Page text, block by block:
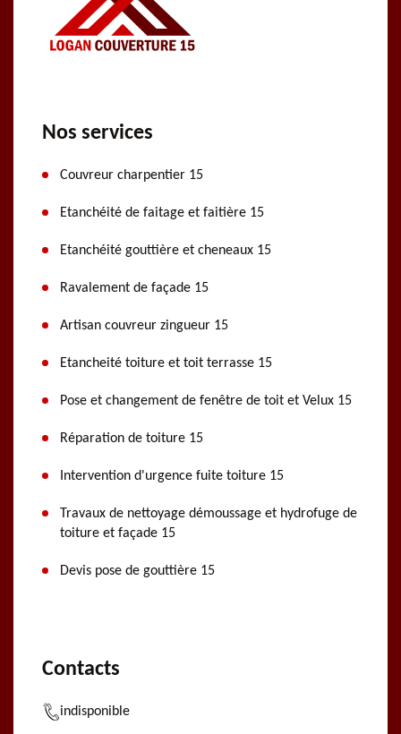
Nos services
Couvreur charpentier 15
Etanchéité de faitage et faitière 15
Etanchéité gouttière et cheneaux 15
Ravalement de façade 15
Artisan couvreur zingueur 15
Etancheité toiture et toit terrasse 15
Pose et changement de fenêtre de toit et Velux 15
Réparation de toiture 15
Intervention d'urgence fuite toiture 15
Travaux de nettoyage démoussage et hydrofuge de
toiture et façade 15
Devis pose de gouttière 15
Contacts
indisponible